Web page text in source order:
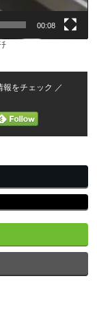
00:08
報をチェック ／